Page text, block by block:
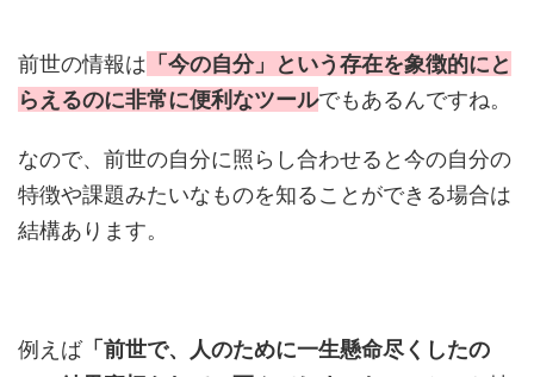
前世の情報は 「今の自分」という存在を象徴的にと
らえるのに非常に便利なツールでもあるんですね。
なので、前世の自分に照らし合わせると今の自分の
特徴や課題みたいなものを知ることができる場合は
結構あります。
例えば「前世で、人のために一生懸命尽くしたの